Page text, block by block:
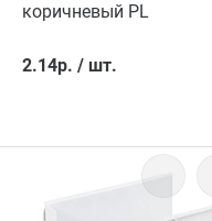
коричневый PL
2.14р. / шт.